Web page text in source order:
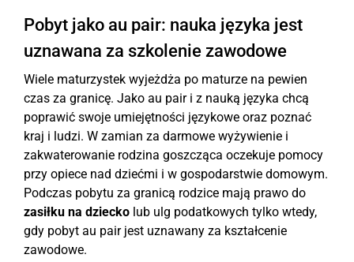
Pobyt jako au pair: nauka języka jest
uznawana za szkolenie zawodowe
Wiele maturzystek wyjeżdża po maturze na pewien
czas za granicę. Jako au pair i z nauką języka chcą
poprawić swoje umiejętności językowe oraz poznać
kraj i ludzi. W zamian za darmowe wyżywienie i
zakwaterowanie rodzina goszcząca oczekuje pomocy
przy opiece nad dziećmi i w gospodarstwie domowym.
Podczas pobytu za granicą rodzice mają prawo do
zasiłku na dziecko lub ulg podatkowych tylko wtedy,
gdy pobyt au pair jest uznawany za kształcenie
zawodowe.